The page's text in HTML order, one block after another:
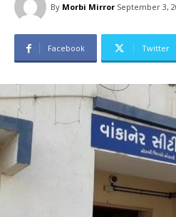
By Morbi Mirror September 3,
Facebook Twitter